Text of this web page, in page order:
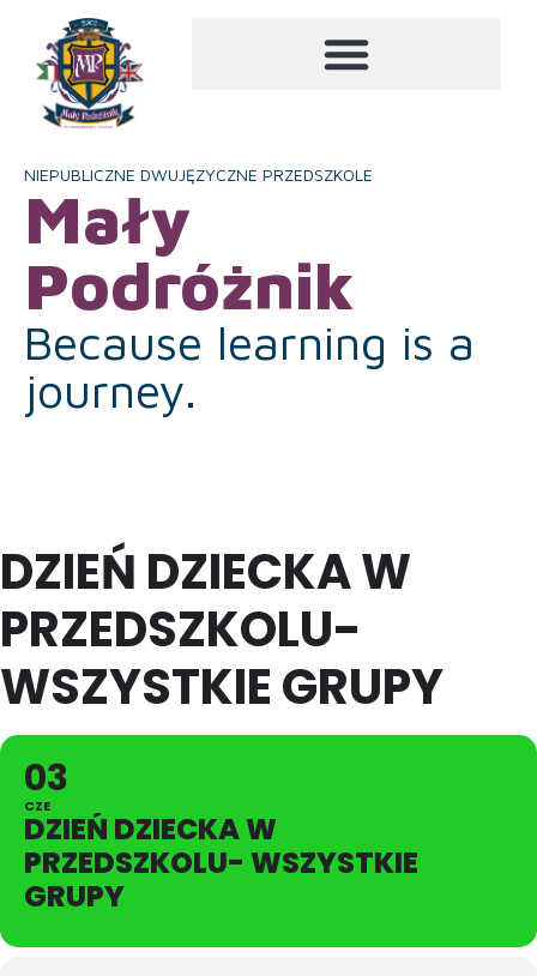
NIEPUBLICZNE DWUJĘZYCZNE PRZEDSZKOLE
Mały
Podróżnik
Because learning is a
journey.
DZIEŃ DZIECKA W
PRZEDSZKOLU-
WSZYSTKIE GRUPY
03
CZE
DZIEŃ DZIECKA W
PRZEDSZKOLU- WSZYSTKIE
GRUPY